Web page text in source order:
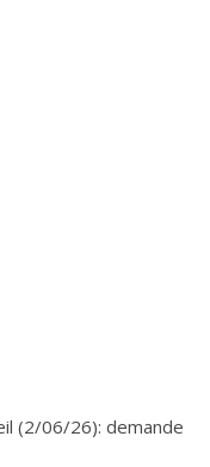
(2/06/26): demande